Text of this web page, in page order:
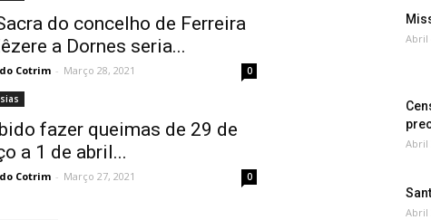
do concelho de Ferreira
a Dornes seria...
Cotrim - Março 28, 2021 0
fazer queimas de 29 de
a 1 de abril...
Cotrim - Março 27, 2021 0
Abril
Abril
Abril